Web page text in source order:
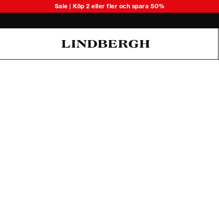
Sale | Köp 2 eller fler och spara 50%
Upptäck säsongens lätta stickade